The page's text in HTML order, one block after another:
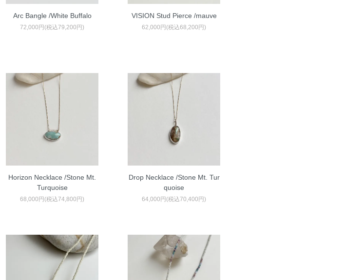
Arc Bangle /White Buffalo
72,000円(税込79,200円)
VISION Stud Pierce /mauve
62,000円(税込68,200円)
Horizon Necklace /Stone Mt.
Turquoise
68,000円(税込74,800円)
Drop Necklace /Stone Mt. Tur
quoise
64,000円(税込70,400円)